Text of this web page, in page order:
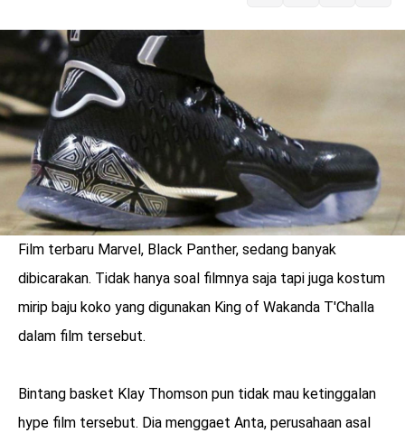
menarik
LOGIN
Film terbaru Marvel, Black Panther, sedang banyak
dibicarakan. Tidak hanya soal filmnya saja tapi juga kostum
mirip baju koko yang digunakan King of Wakanda T'Challa
dalam film tersebut.
Bintang basket Klay Thomson pun tidak mau ketinggalan
hype film tersebut. Dia menggaet Anta, perusahaan asal